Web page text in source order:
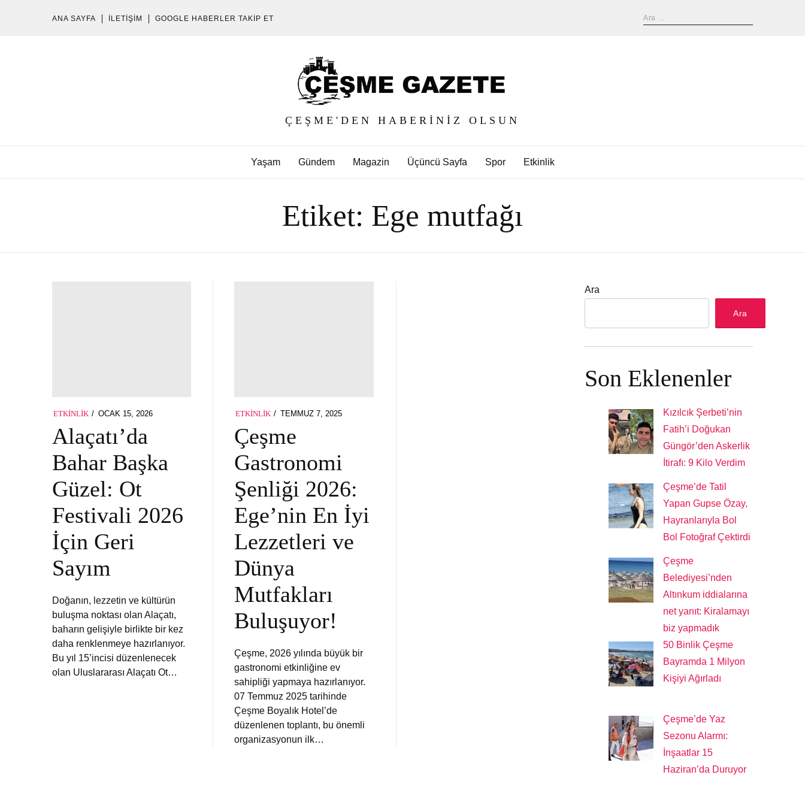
ANA SAYFA İLETIŞIM GOOGLE HABERLER TAKIP ET
ÇEŞME'DEN HABERINIZ OLSUN
Yaşam Gündem Magazin Üçüncü Sayfa Spor Etkinlik
Etiket: Ege mutfağı
ETKINLIK
POSTED
OCAK 15, 2026
Alaçatı’da
Bahar Başka
Güzel: Ot
Festivali 2026
İçin Geri
Sayım
Doğanın, lezzetin ve kültürün
buluşma noktası olan Alaçatı,
baharın gelişiyle birlikte bir kez
daha renklenmeye hazırlanıyor.
Bu yıl 15’incisi düzenlenecek
olan Uluslararası Alaçatı Ot…
ETKINLIK
POSTED
TEMMUZ 7, 2025
Çeşme
Gastronomi
Şenliği 2026:
Ege’nin En İyi
Lezzetleri ve
Dünya
Mutfakları
Buluşuyor!
Çeşme, 2026 yılında büyük bir
gastronomi etkinliğine ev
sahipliği yapmaya hazırlanıyor.
07 Temmuz 2025 tarihinde
Çeşme Boyalık Hotel’de
düzenlenen toplantı, bu önemli
organizasyonun ilk…
Ara
Ara
Son Eklenenler
Kızılcık Şerbeti’nin
Fatih’i Doğukan
Güngör’den Askerlik
İtirafı: 9 Kilo Verdim
Çeşme’de Tatil
Yapan Gupse Özay,
Hayranlarıyla Bol
Bol Fotoğraf Çektirdi
Çeşme
Belediyesi’nden
Altınkum iddialarına
net yanıt: Kiralamayı
biz yapmadık
50 Binlik Çeşme
Bayramda 1 Milyon
Kişiyi Ağırladı
Çeşme’de Yaz
Sezonu Alarmı:
İnşaatlar 15
Haziran’da Duruyor